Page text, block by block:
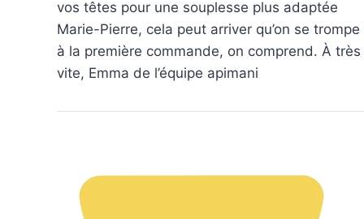
Marie-Pierre, cela peut arriver qu’on se trompe
à la première commande, on comprend. À très
vite, Emma de l’équipe apimani